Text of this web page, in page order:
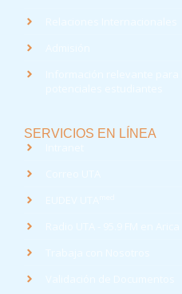
SERVICIOS EN LÍNEA